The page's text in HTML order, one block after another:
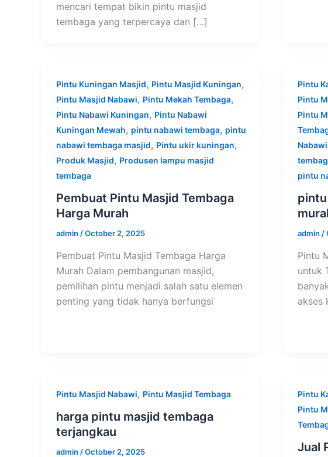
mencari tempat bikin pintu masjid
tembaga yang terpercaya dan […]
Pintu Kuningan Masjid, Pintu Masjid Kuningan,
Pintu Masjid Nabawi, Pintu Mekah Tembaga,
Pintu Nabawi Kuningan, Pintu Nabawi
Kuningan Mewah, pintu nabawi tembaga, pintu
nabawi tembaga masjid, Pintu ukir kuningan,
Produk Masjid, Produsen lampu masjid
tembaga
Pembuat Pintu Masjid Tembaga
Harga Murah
admin /October 2, 2025
Pembuat Pintu Masjid Tembaga Harga
Murah Dalam pembangunan masjid,
pemilihan pintu menjadi salah satu elemen
penting yang tidak hanya berfungsi
Pintu
Pintu
Pintu
pintu
admin /
Pintu
untuk
akses
Pintu Masjid Nabawi, Pintu Masjid Tembaga
harga pintu masjid tembaga
terjangkau
admin /October 2, 2025
Pintu
Pintu
Jual